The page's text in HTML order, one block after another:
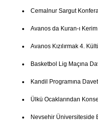
Cemalnur Sargut
Avanos da Kuran-ı
Avanos Kızılırmak 4.
Basketbol Lig Maçına
Kandil Programına Davet
Ülkü Ocaklarından
Nevsehir Üniversiteside